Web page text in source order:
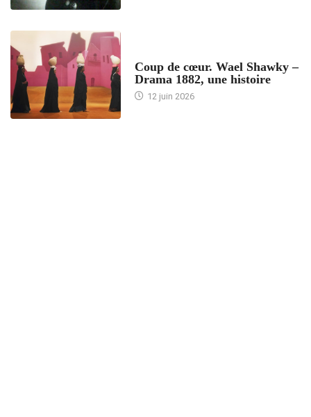
Coup de cœur. Wael Shawky –
Drama 1882, une histoire
12 juin 2026